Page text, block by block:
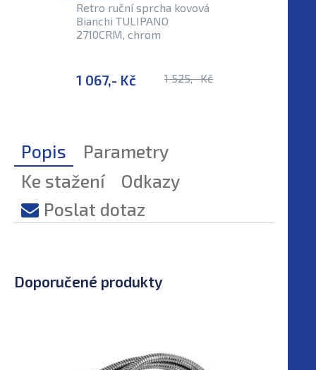
Retro ruční sprcha kovová
Bianchi TULIPANO
2710CRM, chrom
1 067,- Kč 1 525,- Kč
Popis
Parametry
Ke stažení
Odkazy
Poslat dotaz
Doporučené produkty